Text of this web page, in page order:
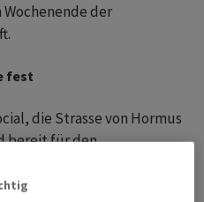
der
fest
die Strasse von Hormus
bereit für den
Iran bleibe jedoch